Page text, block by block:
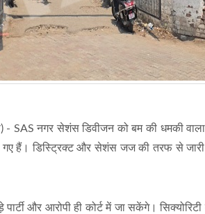
- SAS नगर सेशंस डिवीजन को बम की धमकी
गए हैं। डिस्ट्रिक्ट और सेशंस जज की तरफ से
और आरोपी ही कोर्ट में जा सकेंगे।